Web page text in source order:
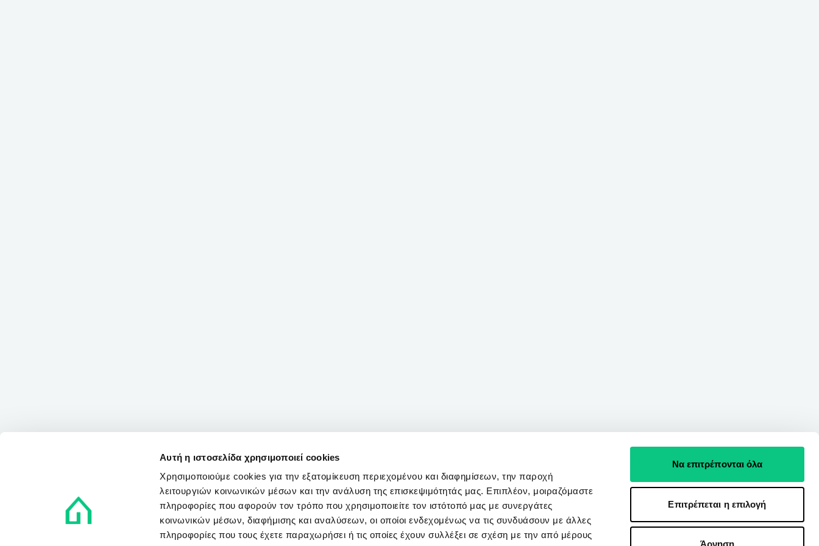
Αυτή η ιστοσελίδα χρησιμοποιεί cookies
Χρησιμοποιούμε cookies για την εξατομίκευση περιεχομένου και διαφημίσεων, την παροχή
λειτουργιών κοινωνικών μέσων και την ανάλυση της επισκεψιμότητάς μας. Επιπλέον, μοιραζόμαστε
πληροφορίες που αφορούν τον τρόπο που χρησιμοποιείτε τον ιστότοπό μας με συνεργάτες
κοινωνικών μέσων, διαφήμισης και αναλύσεων, οι οποίοι ενδεχομένως να τις συνδυάσουν με άλλες
πληροφορίες που τους έχετε παραχωρήσει ή τις οποίες έχουν συλλέξει σε σχέση με την από μέρους
Να επιτρέπονται όλα
Επιτρέπεται η επιλογή
Άρνηση